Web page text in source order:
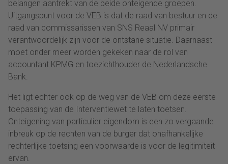
belangen aantrekt van de beide onteigende groepen.
Uitgangspunt voor de VEB is dat de raad van bestuur en de
raad van commissarissen van SNS Reaal NV primair
verantwoordelijk zijn voor de ontstane situatie. Daarnaast
moet onder meer worden gekeken naar de rol van
accountant KPMG en toezichthouder de Nederlandsche
Bank.
Het ligt echter ook op de weg van de VEB om deze eerste
toepassing van de Interventiewet te laten toetsen.
Onteigening van particulier eigendom is een zo vergaande
inbreuk op de rechten van de burger dat onafhankelijke
rechterlijke toetsing een voorwaarde is voor de legitimiteit
ervan.